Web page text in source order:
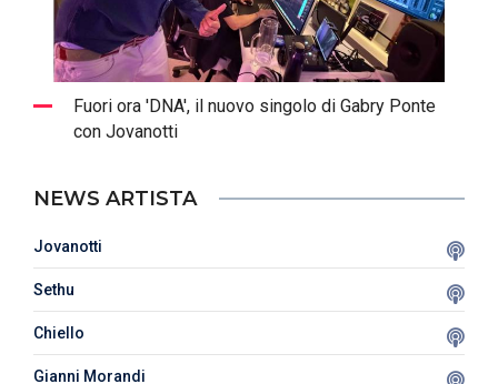
Fuori ora 'DNA', il nuovo singolo di Gabry Ponte
con Jovanotti
NEWS ARTISTA
Jovanotti
Sethu
Chiello
Gianni Morandi